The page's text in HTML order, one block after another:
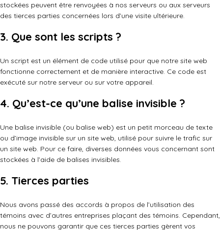
MON COMPTE PANIER
CONTACT
stockées peuvent être renvoyées à nos serveurs ou aux serveurs
des tierces parties concernées lors d’une visite ultérieure.
3. Que sont les scripts ?
Un script est un élément de code utilisé pour que notre site web
fonctionne correctement et de manière interactive. Ce code est
exécuté sur notre serveur ou sur votre appareil.
4. Qu’est-ce qu’une balise invisible ?
Une balise invisible (ou balise web) est un petit morceau de texte
ou d’image invisible sur un site web, utilisé pour suivre le trafic sur
un site web. Pour ce faire, diverses données vous concernant sont
stockées à l’aide de balises invisibles.
5. Tierces parties
Nous avons passé des accords à propos de l’utilisation des
témoins avec d’autres entreprises plaçant des témoins. Cependant,
nous ne pouvons garantir que ces tierces parties gèrent vos